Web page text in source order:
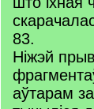
83.
Ніжэй
аўтарам